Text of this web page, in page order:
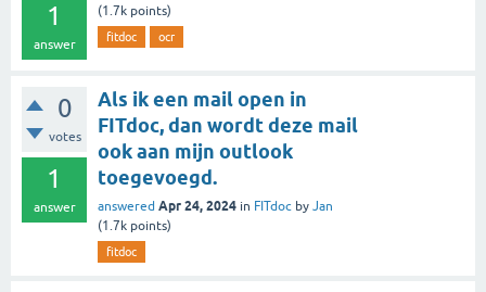
1
answer
(1.7k points)
fitdoc ocr
0
votes
1
answer
Als ik een mail open in
FITdoc, dan wordt deze mail
ook aan mijn outlook
toegevoegd.
answered Apr 24, 2024 in FITdoc by Jan
(1.7k points)
fitdoc